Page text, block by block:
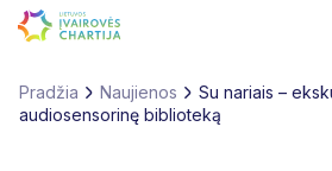
Pradžia Naujienos
Su nariais –
audiosensorinę biblioteką